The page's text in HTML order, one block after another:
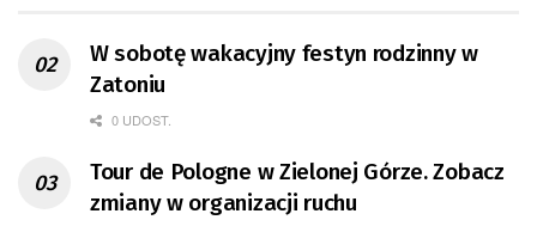
W sobotę wakacyjny festyn rodzinny w
Zatoniu
0 UDOST.
Tour de Pologne w Zielonej Górze. Zobacz
zmiany w organizacji ruchu